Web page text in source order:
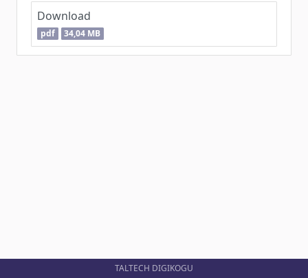
Download
pdf 34,04 MB
TALTECH DIGIKOGU